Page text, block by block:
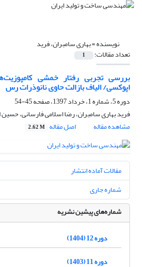
نویسنده =بهاری سامبران، فرید
تعداد مقالات: 1
بررسی تجربی رفتار خمشی
اپوکسی/ الیاف بازالت حاوی نانوذرات رس
دوره 5، شماره 1، خرداد 1397، صفحه
45-54
فرید بهاری سامبران، رضا اسلامی فارسانی، حسین
مشاهده مقاله
اصل مقاله 2.62 M
مقالات آماده انتشار
شماره جاری
شماره‌های پیشین نشریه
دوره 12 (1404)
دوره 11 (1403)